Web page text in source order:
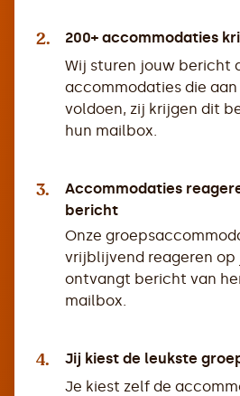
2.
200+ accommodaties
Wij sturen jouw bericht
accommodaties die
voldoen, zij krijgen dit
hun mailbox.
3.
Accommodaties
bericht
Onze
vrijblijvend reageren
ontvangt bericht van
mailbox.
4.
Jij kiest de leukste
Je kiest zelf de